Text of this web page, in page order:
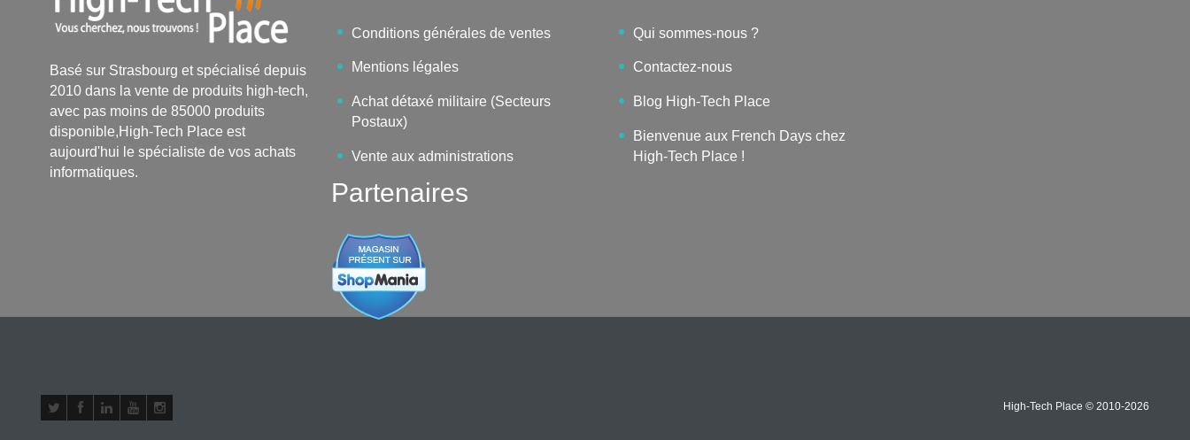
Basé sur Strasbourg et spécialisé depuis
2010 dans la vente de produits high-tech,
avec pas moins de 85000 produits
disponible,High-Tech Place est
aujourd'hui le spécialiste de vos achats
informatiques.
Conditions générales de ventes
Mentions légales
Achat détaxé militaire (Secteurs
Postaux)
Vente aux administrations
Qui sommes-nous ?
Contactez-nous
Blog High-Tech Place
Bienvenue aux French Days chez
High-Tech Place !
Partenaires
High-Tech Place © 2010-2026